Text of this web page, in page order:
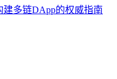
建多链DApp的权威指南